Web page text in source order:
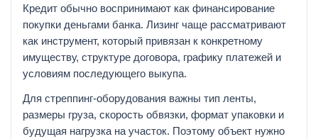
Кредит обычно воспринимают как финансирование
покупки деньгами банка. Лизинг чаще рассматривают
как инструмент, который привязан к конкретному
имуществу, структуре договора, графику платежей и
условиям последующего выкупа.
Для стреппинг-оборудования важны тип ленты,
размеры груза, скорость обвязки, формат упаковки и
будущая нагрузка на участок. Поэтому объект нужно